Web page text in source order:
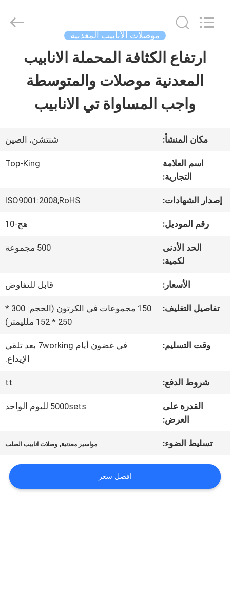
المنزل
المنتجات
حولنا
في
المصنع
الجودة
اطلب
اقتباس
خريطة
الموقع
Technology
موصلات الأنابيب المعدنية
ارتفاع الكثافة المحملة الانابيب
المعدنية موصلات والمتوسطة
واجب المساواة تي الانابيب
مكان المنشأ: شنتشن، الصين
اسم العلامة
التجارية:
Top-King
إصدار الشهادات: ISO9001:2008;RoHS
رقم الموديل: هج-10
الحد الأدنى
لكمية:
500 مجموعة
الأسعار: قابل للتفاوض
تفاصيل التغليف:
150 مجموعات في الكرتون (الحجم: 300 *
250 * 152 ملليمتر)
وقت التسليم:
في غضون أيام 7working بعد تلقي
الإيداع.
شروط الدفع: tt
القدرة على
العرض:
5000sets لليوم الواحد
تسليط الضوء: مواسير معدنية, وصلات انابيب الصلب
افضل سعر